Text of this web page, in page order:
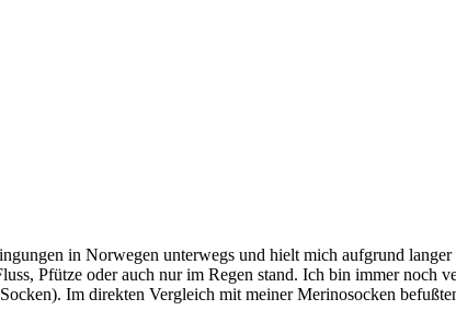
in Norwegen unterwegs und hielt mich aufgrund
Pfütze oder auch nur im Regen stand. Ich bin immer noch
Im direkten Vergleich mit meiner Merinosocken